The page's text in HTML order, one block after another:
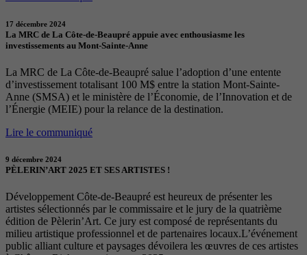
17 décembre 2024
La MRC de La Côte-de-Beaupré appuie avec enthousiasme les
investissements au Mont-Sainte-Anne
La MRC de La Côte-de-Beaupré salue l’adoption d’une entente
d’investissement totalisant 100 M$ entre la station Mont-Sainte-
Anne (SMSA) et le ministère de l’Économie, de l’Innovation et de
l’Énergie (MEIE) pour la relance de la destination.
Lire le communiqué
9 décembre 2024
PÈLERIN’ART 2025 ET SES ARTISTES !
Développement Côte-de-Beaupré est heureux de présenter les
artistes sélectionnés par le commissaire et le jury de la quatrième
édition de Pèlerin’Art. Ce jury est composé de représentants du
milieu artistique professionnel et de partenaires locaux.L’événement
public alliant culture et paysages dévoilera les œuvres de ces artistes